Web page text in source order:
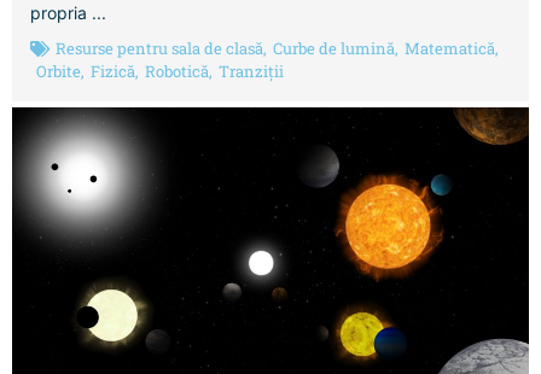
propria ...
Resurse pentru sala de clasă, Curbe de lumină, Matematică,
Orbite, Fizică, Robotică, Tranziții